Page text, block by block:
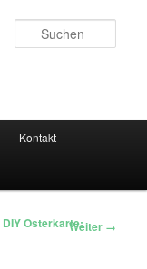
Kontakt
Weiter →
DIY Osterkarte: